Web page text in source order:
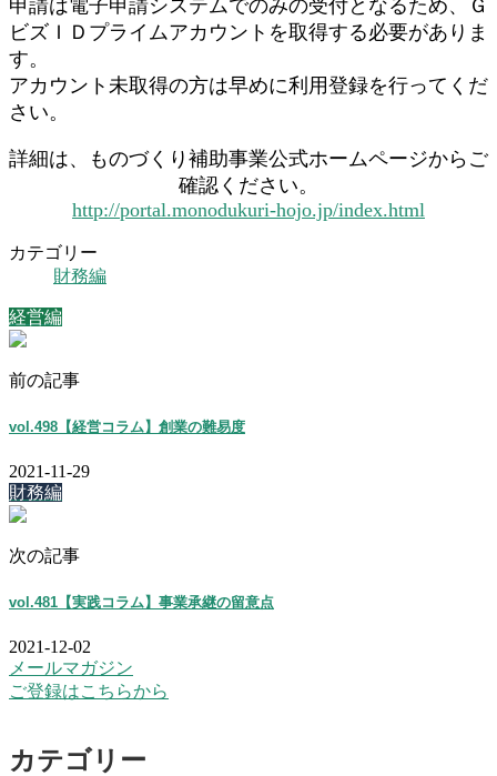
申請は電子申請システムでのみの受付となるため、Ｇ
ビズＩＤプライムアカウントを取得する必要がありま
す。
アカウント未取得の方は早めに利用登録を行ってくだ
さい。
詳細は、ものづくり補助事業公式ホームページからご
確認ください。
http://portal.monodukuri-hojo.jp/index.html
カテゴリー
財務編
経営編
前の記事
vol.498【経営コラム】創業の難易度
2021-11-29
財務編
次の記事
vol.481【実践コラム】事業承継の留意点
2021-12-02
メールマガジン
ご登録はこちらから
カテゴリー